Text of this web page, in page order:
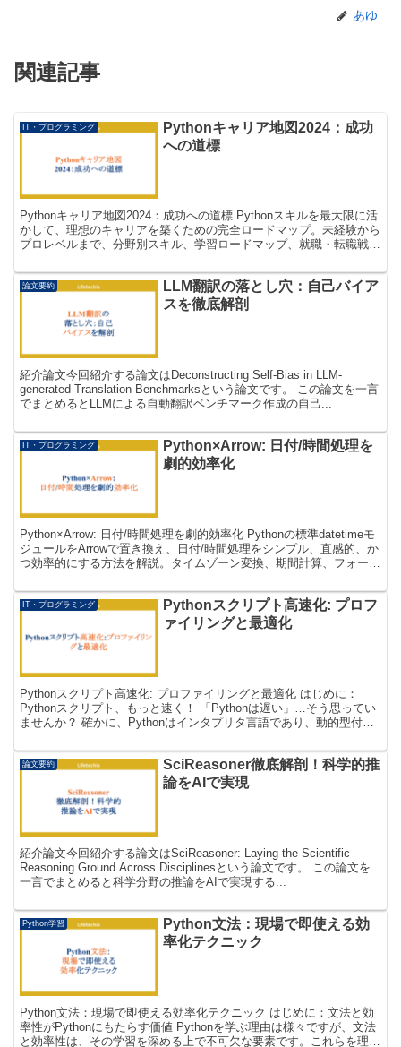
あゆ
関連記事
IT・プログラミング
Pythonキャリア地図2024：成功
への道標
Pythonキャリア地図2024：成功への道標 Pythonスキルを最大限に活
かして、理想のキャリアを築くための完全ロードマップ。未経験から
プロレベルまで、分野別スキル、学習ロードマップ、就職・転職戦
論文要約
LLM翻訳の落とし穴：自己バイア
スを徹底解剖
紹介論文今回紹介する論文はDeconstructing Self-Bias in LLM-
generated Translation Benchmarksという論文です。 この論文を一言
でまとめるとLLMによる自動翻訳ベンチマーク作成の自己...
IT・プログラミング
Python×Arrow: 日付/時間処理を
劇的効率化
Python×Arrow: 日付/時間処理を劇的効率化 Pythonの標準datetimeモ
ジュールをArrowで置き換え、日付/時間処理をシンプル、直感的、か
つ効率的にする方法を解説。タイムゾーン変換、期間計算、フォーマ
IT・プログラミング
Pythonスクリプト高速化: プロフ
ァイリングと最適化
Pythonスクリプト高速化: プロファイリングと最適化 はじめに：
Pythonスクリプト、もっと速く！ 「Pythonは遅い」…そう思ってい
ませんか？ 確かに、Pythonはインタプリタ言語であり、動的型付け
論文要約
SciReasoner徹底解剖！科学的推
論をAIで実現
紹介論文今回紹介する論文はSciReasoner: Laying the Scientific
Reasoning Ground Across Disciplinesという論文です。 この論文を
一言でまとめると科学分野の推論をAIで実現する...
Python学習
Python文法：現場で即使える効
率化テクニック
Python文法：現場で即使える効率化テクニック はじめに：文法と効
率性がPythonにもたらす価値 Pythonを学ぶ理由は様々ですが、文法
と効率性は、その学習を深める上で不可欠な要素です。これらを理解